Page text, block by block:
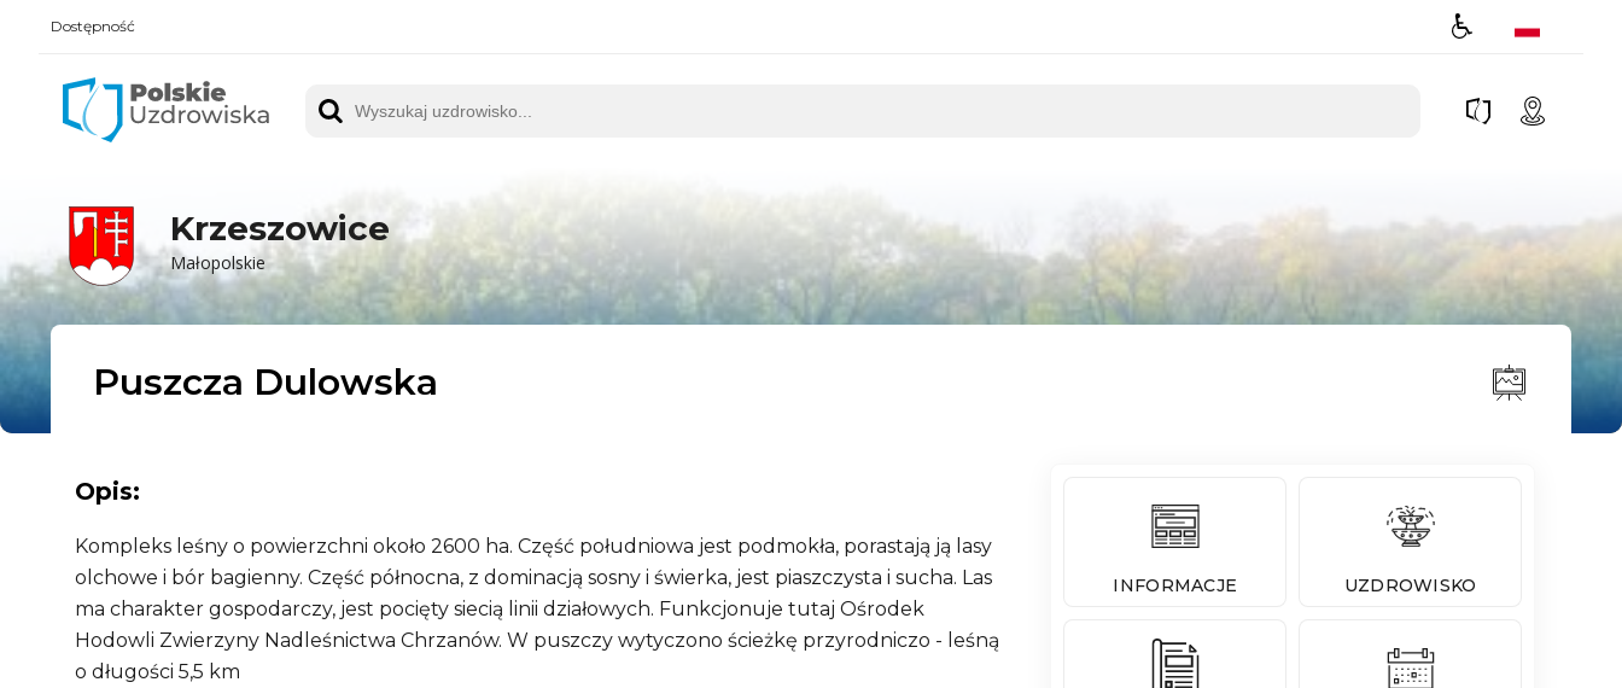
Dostępność
Krzeszowice
Małopolskie
Puszcza Dulowska
INFORMACJE UZDROWISKO
Opis:
Kompleks leśny o powierzchni około 2600 ha. Część południowa jest podmokła, porastają ją lasy
olchowe i bór bagienny. Część północna, z dominacją sosny i świerka, jest piaszczysta i sucha. Las
ma charakter gospodarczy, jest pocięty siecią linii działowych. Funkcjonuje tutaj Ośrodek
Hodowli Zwierzyny Nadleśnictwa Chrzanów. W puszczy wytyczono ścieżkę przyrodniczo - leśną
o długości 5,5 km